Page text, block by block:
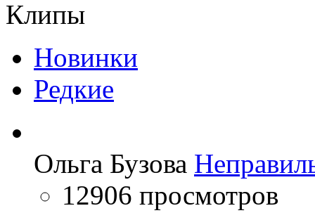
Клипы
Новинки
Редкие
Ольга Бузова
12906 просмотров